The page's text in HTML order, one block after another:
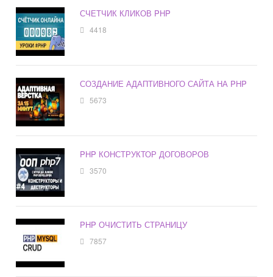
СЧЕТЧИК КЛИКОВ PHP
4418
СОЗДАНИЕ АДАПТИВНОГО САЙТА НА PHP
5673
PHP КОНСТРУКТОР ДОГОВОРОВ
3570
PHP ОЧИСТИТЬ СТРАНИЦУ
7857